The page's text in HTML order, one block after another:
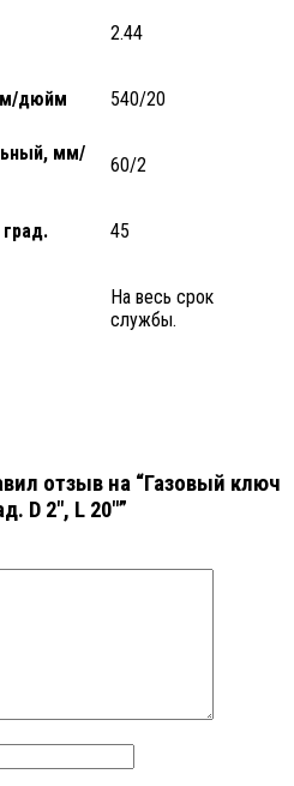
2.44
дюйм 540/20
мм/
60/2
45
На весь срок
службы.
отзыв на “Газовый ключ
D 2″, L 20″”